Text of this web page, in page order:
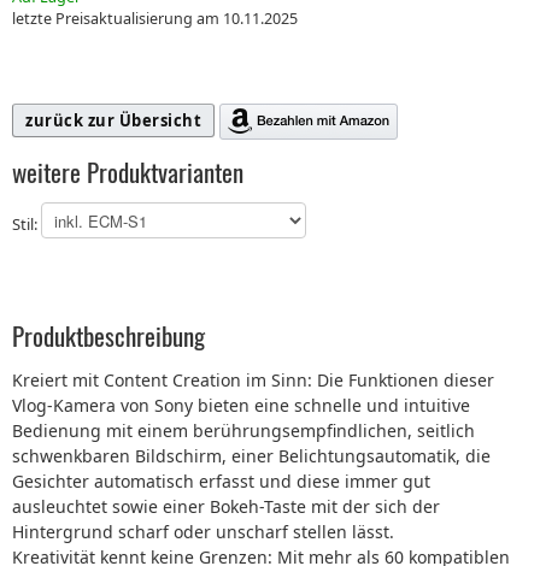
letzte Preisaktualisierung am 10.11.2025
zurück zur Übersicht
weitere Produktvarianten
Stil:
Produktbeschreibung
Kreiert mit Content Creation im Sinn: Die Funktionen dieser
Vlog-Kamera von Sony bieten eine schnelle und intuitive
Bedienung mit einem berührungsempfindlichen, seitlich
schwenkbaren Bildschirm, einer Belichtungsautomatik, die
Gesichter automatisch erfasst und diese immer gut
ausleuchtet sowie einer Bokeh-Taste mit der sich der
Hintergrund scharf oder unscharf stellen lässt.
Kreativität kennt keine Grenzen: Mit mehr als 60 kompatiblen